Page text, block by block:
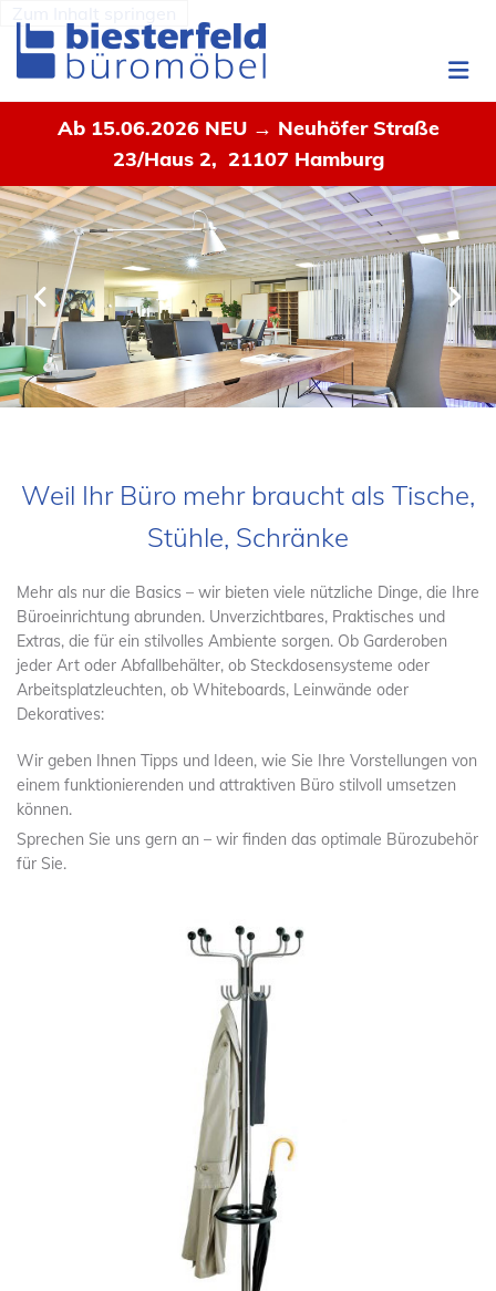
Ab 15.06.2026 NEU → Neuhöfer Straße
23/Haus 2, 21107 Hamburg
Weil Ihr Büro mehr braucht als Tische,
Stühle, Schränke
Mehr als nur die Basics – wir bieten viele nützliche Dinge, die Ihre
Büroeinrichtung abrunden. Unverzichtbares, Praktisches und
Extras, die für ein stilvolles Ambiente sorgen. Ob Garderoben
jeder Art oder Abfallbehälter, ob Steckdosensysteme oder
Arbeitsplatzleuchten, ob Whiteboards, Leinwände oder
Dekoratives:
Wir geben Ihnen Tipps und Ideen, wie Sie Ihre Vorstellungen von
einem funktionierenden und attraktiven Büro stilvoll umsetzen
können.
Sprechen Sie uns gern an – wir finden das optimale Bürozubehör
für Sie.